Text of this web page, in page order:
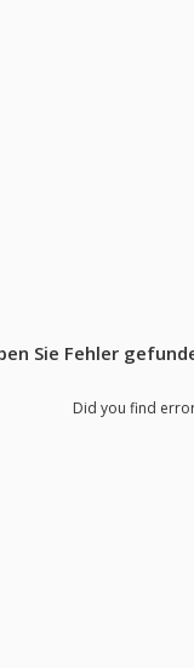
Sie Fehler
Did you find